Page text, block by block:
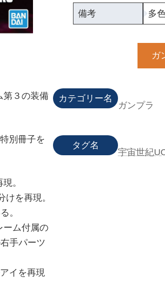
備考 多
ガ
第３の装備
別冊子を
。
を再現。
。
ーム付属の
手パーツ
イを再現
カテゴリー名
ガンプラ
タグ名
宇宙世紀